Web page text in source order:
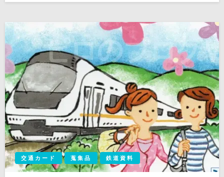
日:
交通カード 蒐集品 鉄道資料